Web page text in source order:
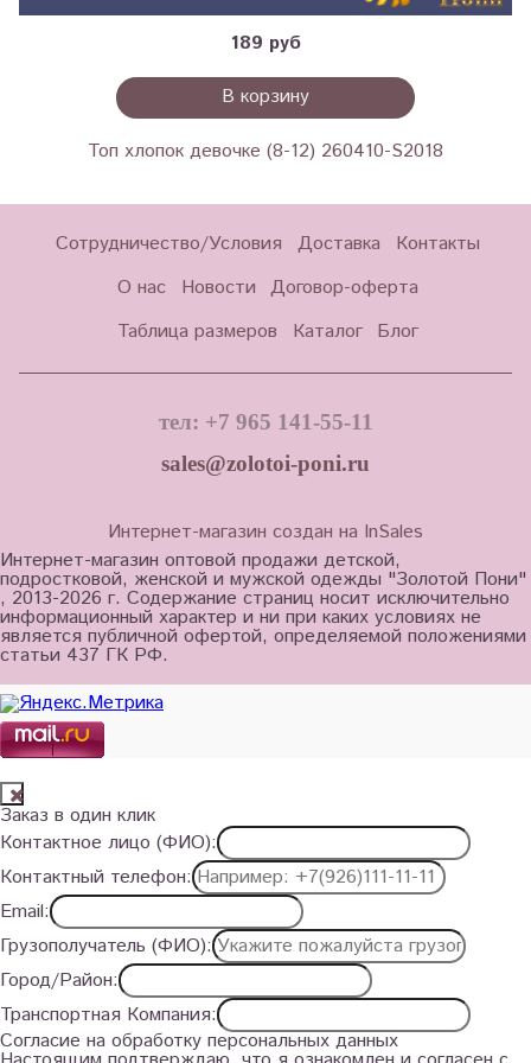
189 руб
В корзину
Топ хлопок девочке (8-12) 260410-S2018
Сотрудничество/Условия Доставка
Контакты
О нас
Новости Договор-оферта
Таблица размеров
Каталог Блог
тел: +7 965 141-55-11
sales@zolotoi-poni.ru
Интернет-магазин создан на InSales
Интернет-магазин оптовой продажи детской,
подростковой, женской и мужской одежды "Золотой Пони"
, 2013-2026 г. Содержание страниц носит исключительно
информационный характер и ни при каких условиях не
является публичной офертой, определяемой положениями
статьи 437 ГК РФ.
Заказ в один клик
Контактное лицо (ФИО):
Контактный телефон:
Email:
Грузополучатель (ФИО):
Город/Район:
Транспортная Компания:
Согласие на обработку персональных данных